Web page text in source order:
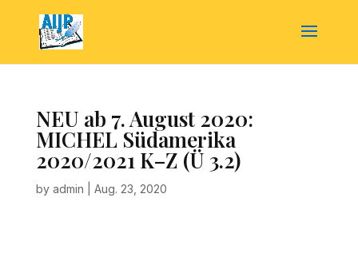
NEU ab 7. August 2020:
MICHEL Südamerika
2020/2021 K–Z (Ü 3.2)
by admin Aug. 23, 2020